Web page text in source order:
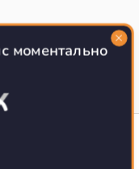
моментально